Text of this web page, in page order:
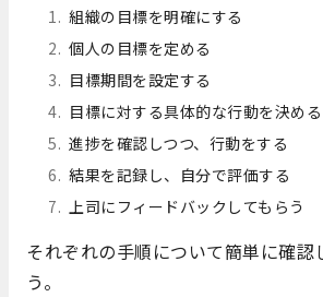
組織の目標を明確にする
個人の目標を定める
目標期間を設定する
目標に対する具体的な行動を決める
進捗を確認しつつ、行動をする
結果を記録し、自分で評価する
上司にフィードバックしてもらう
それぞれの手順について簡単に確認
う。